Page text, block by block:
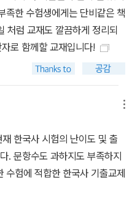
한 수험생에게는 단비같은 책
처럼 교재도 깔끔하게 정리되
로 함께할 교재입니다!
한국사 시험의 난이도 및 출
. 문항수도 과하지도 부족하지
험에 적합한 한국사 기출교제